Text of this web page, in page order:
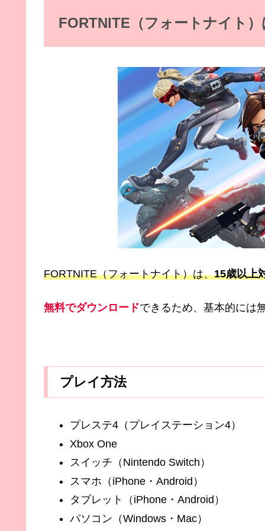
FORTNITE（フォートナイト
FORTNITE（フォートナイト）は、15歳以上
無料でダウンロードできるため、基本的には
プレイ方法
プレステ4（プレイステーション4）
Xbox One
スイッチ（Nintendo Switch）
スマホ（iPhone・Android）
タブレット（iPhone・Android）
パソコン（Windows・Mac）